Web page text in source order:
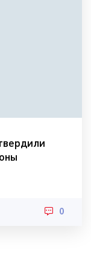
0